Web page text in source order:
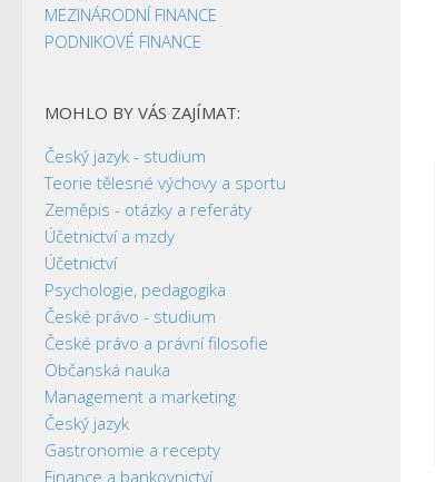
MEZINÁRODNÍ FINANCE
PODNIKOVÉ FINANCE
MOHLO BY VÁS ZAJÍMAT:
Český jazyk - studium
Teorie tělesné výchovy a sportu
Zeměpis - otázky a referáty
Účetnictví a mzdy
Účetnictví
Psychologie, pedagogika
České právo - studium
České právo a právní filosofie
Občanská nauka
Management a marketing
Český jazyk
Gastronomie a recepty
Finance a bankovnictví